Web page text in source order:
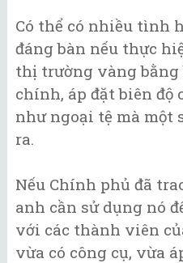
Có thể có nhiều tình
đáng bàn nếu thực
thị trường vàng
chính, áp đặt biên
như ngoại tệ mà một
ra.
Nếu Chính phủ đã
anh cần sử dụng nó
với các thành viên
vừa có công cụ, vừa